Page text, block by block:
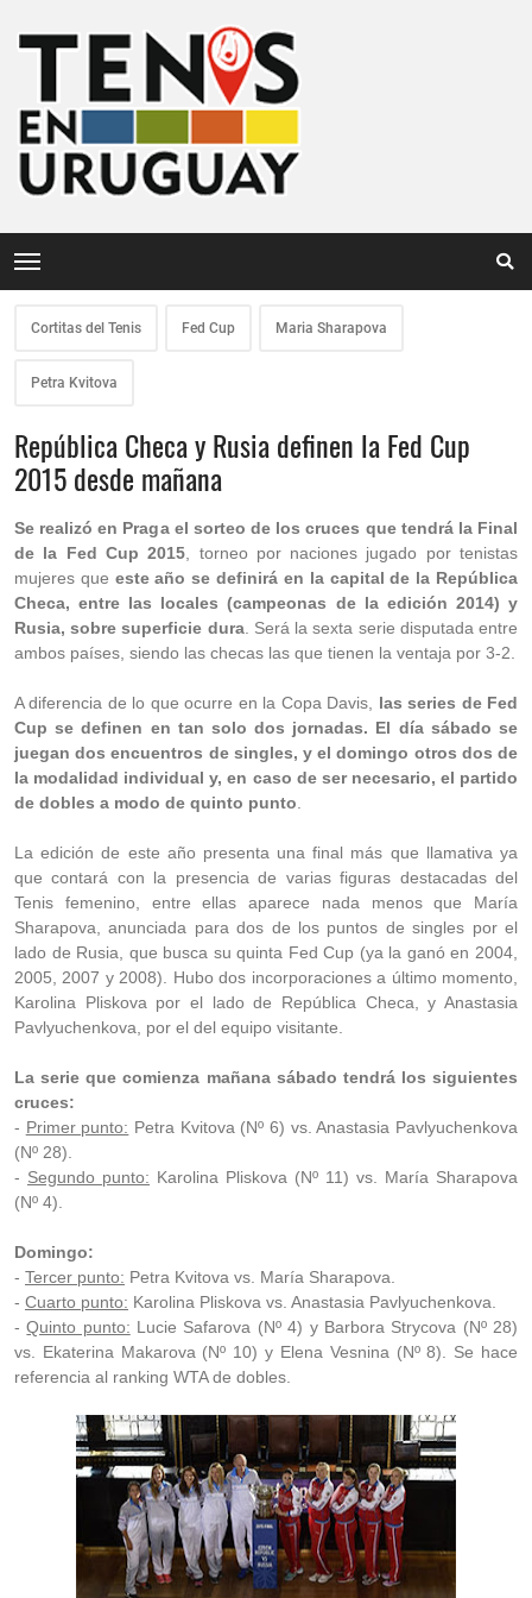
Cortitas del Tenis Fed Cup Maria Sharapova
Petra Kvitova
República Checa y Rusia definen la Fed Cup
2015 desde mañana
Se realizó en Praga el sorteo de los cruces que tendrá la Final
de la Fed Cup 2015 , torneo por naciones jugado por tenistas
mujeres que este año se definirá en la capital de la República
Checa, entre las locales (campeonas de la edición 2014) y
Rusia, sobre superficie dura. Será la sexta serie disputada entre
ambos países, siendo las checas las que tienen la ventaja por 3-2.
A diferencia de lo que ocurre en la Copa Davis, las series de Fed
Cup se definen en tan solo dos jornadas. El día sábado se
juegan dos encuentros de singles, y el domingo otros dos de
la modalidad individual y, en caso de ser necesario, el partido
de dobles a modo de quinto punto
La edición de este año presenta una final más que llamativa ya
que contará con la presencia de varias figuras destacadas del
Tenis femenino, entre ellas aparece nada menos que María
Sharapova, anunciada para dos de los puntos de singles por el
lado de Rusia, que busca su quinta Fed Cup (ya la ganó en 2004,
2005, 2007 y 2008). Hubo dos incorporaciones a último momento,
Karolina Pliskova por el lado de República Checa, y Anastasia
Pavlyuchenkova, por el del equipo visitante.
La serie que comienza mañana sábado tendrá los siguientes
cruces:
- Primer punto: Petra Kvitova (Nº 6) vs. Anastasia Pavlyuchenkova
(Nº 28).
- Segundo punto: Karolina Pliskova (Nº 11) vs. María Sharapova
(Nº 4).
Domingo:
- Tercer punto: Petra Kvitova vs. María Sharapova.
- Cuarto punto: Karolina Pliskova vs. Anastasia Pavlyuchenkova.
-Quinto punto: Lucie Safarova (Nº 4) y Barbora Strycova (Nº 28)
vs. Ekaterina Makarova (Nº 10) y Elena Vesnina (Nº 8). Se hace
referencia al ranking WTA de dobles.